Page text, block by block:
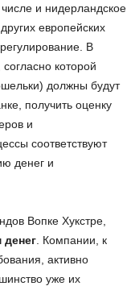
и нидерландское
европейских
В
которой
должны будут
получить оценку
и
соответствуют
денег и
Вопке Хукстре,
. Компании, к
активно
уже их